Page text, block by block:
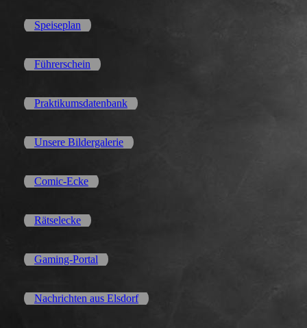
Speiseplan
Führerschein
Praktikumsdatenbank
Unsere Bildergalerie
Comic-Ecke
Rätselecke
Gaming-Portal
Nachrichten aus Elsdorf